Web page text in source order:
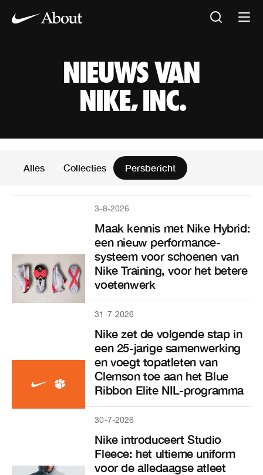
NIEUWS VAN
NIEUWS VAN
NIKE, INC.
Alles Collecties Persbericht
3-8-2026
Maak kennis met Nike Hybrid:
een nieuw performance-
systeem voor schoenen van
Nike Training, voor het betere
voetenwerk
31-7-2026
Nike zet de volgende stap in
een 25-jarige samenwerking
en voegt topatleten van
Clemson toe aan het Blue
Ribbon Elite NIL-programma
30-7-2026
Nike introduceert Studio
Fleece: het ultieme uniform
voor de alledaagse atleet